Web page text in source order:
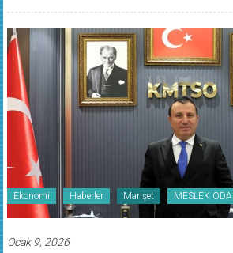
Ekonomi Haberler Manşet MESLEK